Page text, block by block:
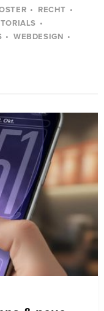
RECHT
WEBDESIGN